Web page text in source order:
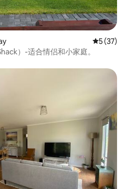
平均评分
5 (37)
）-适合情侣和小家庭。